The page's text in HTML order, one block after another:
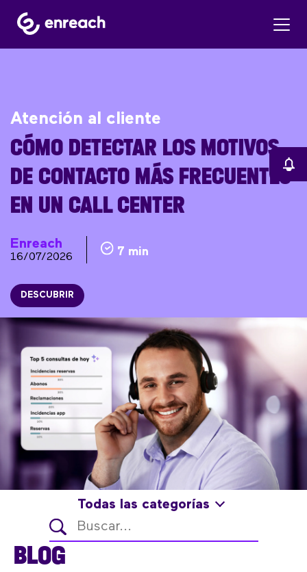
Atención al cliente
CÓMO DETECTAR LOS MOTIVOS
DE CONTACTO MÁS FRECUENTES
EN UN CALL CENTER
Enreach
16/07/2026 7 min
DESCUBRIR
Todas las categorías
BLOG